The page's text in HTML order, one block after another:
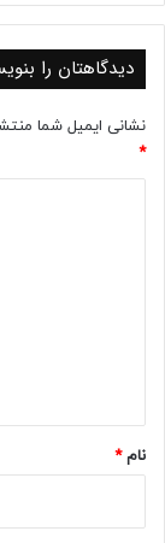
دیدگاهتان را
نشانی ایمیل شما
*
نام*